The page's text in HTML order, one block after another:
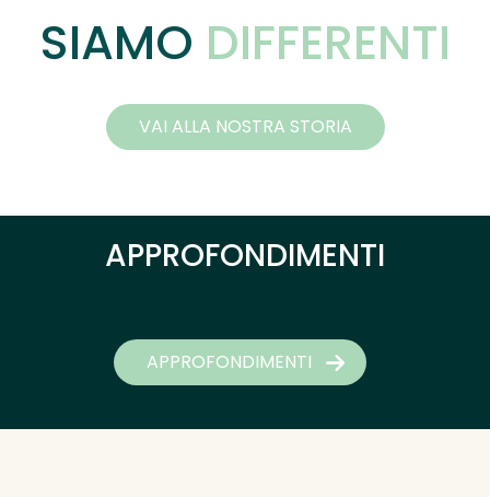
SIAMO DIFFERENTI
VAI ALLA NOSTRA STORIA
APPROFONDIMENTI
APPROFONDIMENTI